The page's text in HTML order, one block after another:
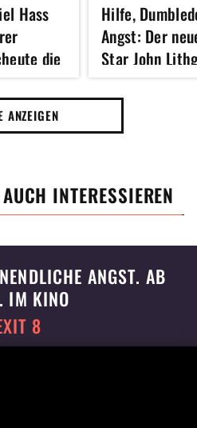
Hass
die
Mary
Hilfe,
Angst: Der
Star John
geborene
ANZEIGEN
INTERESSIEREN
ANGST. AB
IM KINO
8